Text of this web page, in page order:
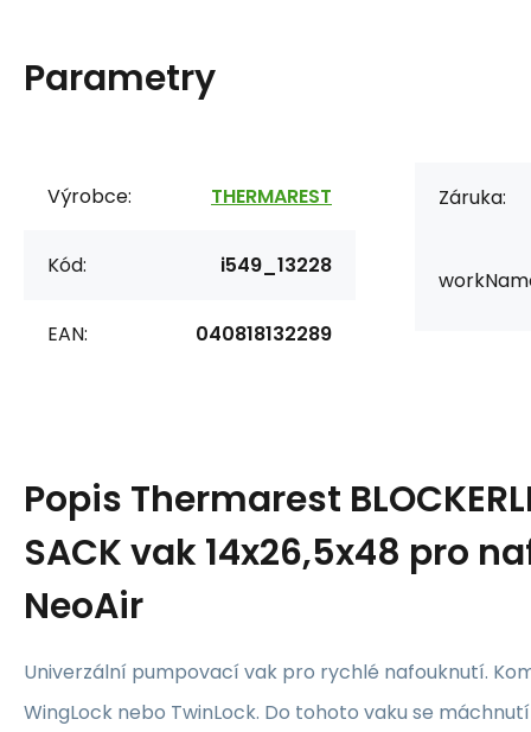
Parametry
Výrobce: THERMAREST
Kód: i549_13228
EAN: 040818132289
Záruka:
Popis Thermarest
SACK vak 14x26,5x48 pro
NeoAir
Univerzální pumpovací vak pro rychlé nafouknutí.
WingLock nebo TwinLock. Do tohoto vaku se